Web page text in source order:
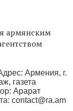
армянским
Армения, г.
газета
Арарат
contact@ra.am